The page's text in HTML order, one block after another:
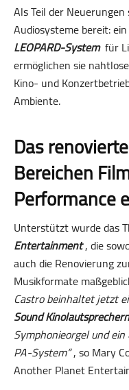
Als Teil der
Audiosysteme bereit: ein
LEOPARD-Systemfür
ermöglichen sie
Kino- und
Ambiente.
Das
Bereichen
Performance
Unterstützt wurde das
Entertainment, die
auch die Renovierung
Musikformate
Castro beinhaltet jetzt
Sound Kinolautsprechern
Symphonieorgel und
PA-System“, so Mary
Another Planet